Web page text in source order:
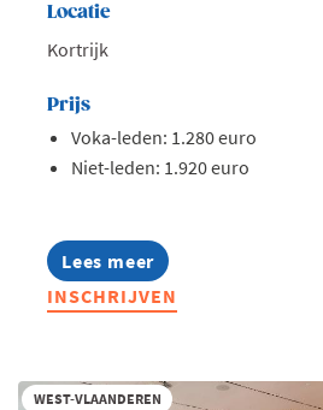
Locatie
Kortrijk
Prijs
Voka-leden: 1.280 euro
Niet-leden: 1.920 euro
Lees meer
about
Lerend
Netwerk
INSCHRIJVEN
WEST-VLAANDEREN